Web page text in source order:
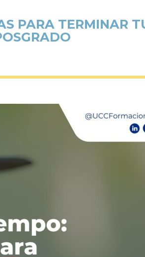
PARA TERMINAR